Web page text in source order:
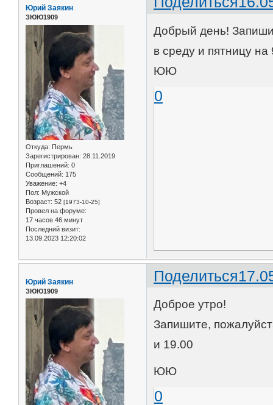
Юрий Заякин
ЗЮЮ1909
Откуда: Пермь
Зарегистрирован: 28.11.2019
Приглашений: 0
Сообщений: 175
Уважение: +4
Пол: Мужской
Возраст: 52 [1973-10-25]
Провел на форуме:
17 часов 46 минут
Последний визит:
13.09.2023 12:20:02
Добрый день!
в среду и пятницу на
ЮЮ
0
Поделиться
Юрий Заякин
ЗЮЮ1909
Доброе утро!
Запишите,
и 19.00
ЮЮ
0